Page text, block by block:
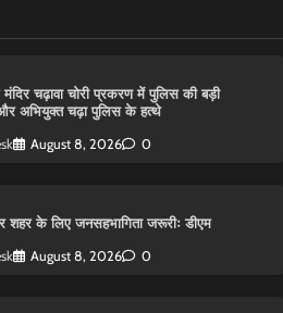
मंदिर चढ़ावा चोरी प्रकरण में पुलिस की बड़ी
और अभियुक्त चढ़ा पुलिस के हत्थे
August 8, 2026 0
शहर के लिए जनसहभागिता जरूरीः डीएम
August 8, 2026 0